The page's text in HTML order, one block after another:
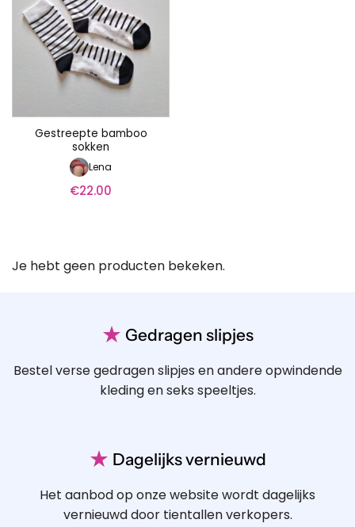
Gestreepte bamboo
sokken
Lena
€22.00
Je hebt geen producten bekeken.
★ Gedragen slipjes
Bestel verse gedragen slipjes en andere opwindende
kleding en seks speeltjes.
★ Dagelijks vernieuwd
Het aanbod op onze website wordt dagelijks
vernieuwd door tientallen verkopers.